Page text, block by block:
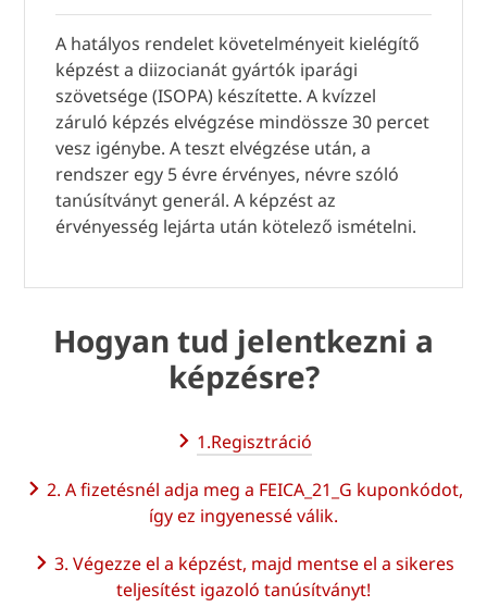
A hatályos rendelet követelményeit kielégítő
képzést a diizocianát gyártók iparági
szövetsége (ISOPA) készítette. A kvízzel
záruló képzés elvégzése mindössze 30 percet
vesz igénybe. A teszt elvégzése után, a
rendszer egy 5 évre érvényes, névre szóló
tanúsítványt generál. A képzést az
érvényesség lejárta után kötelező ismételni.
Hogyan tud jelentkezni a
képzésre?
1.Regisztráció
2. A fizetésnél adja meg a FEICA_21_G kuponkódot,
így ez ingyenessé válik.
3. Végezze el a képzést, majd mentse el a sikeres
teljesítést igazoló tanúsítványt!